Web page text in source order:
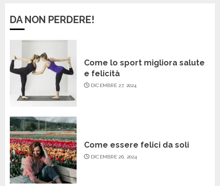
DA NON PERDERE!
Come lo sport migliora salute
e felicità
DICEMBRE 27, 2024
Come essere felici da soli
DICEMBRE 26, 2024